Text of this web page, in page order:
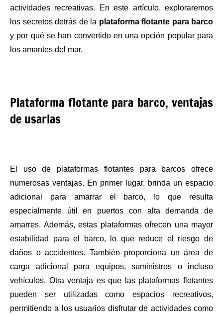
actividades recreativas. En este artículo, exploraremos
los secretos detrás de la plataforma flotante para barco
y por qué se han convertido en una opción popular para
los amantes del mar.
Plataforma flotante para barco, ventajas
de usarlas
El uso de plataformas flotantes para barcos ofrece
numerosas ventajas. En primer lugar, brinda un espacio
adicional para amarrar el barco, lo que resulta
especialmente útil en puertos con alta demanda de
amarres. Además, estas plataformas ofrecen una mayor
estabilidad para el barco, lo que reduce el riesgo de
daños o accidentes. También proporciona un área de
carga adicional para equipos, suministros o incluso
vehículos. Otra ventaja es que las plataformas flotantes
pueden ser utilizadas como espacios recreativos,
permitiendo a los usuarios disfrutar de actividades como